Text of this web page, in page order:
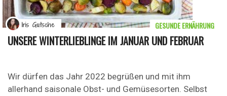
UNSERE WINTERLIEBLINGE IM JANUAR UND FEBRUAR
Wir dürfen das Jahr 2022 begrüßen und mit ihm
allerhand saisonale Obst- und Gemüsesorten. Selbst
GESUNDE ERNÄHRUNG
Iris Gutsche